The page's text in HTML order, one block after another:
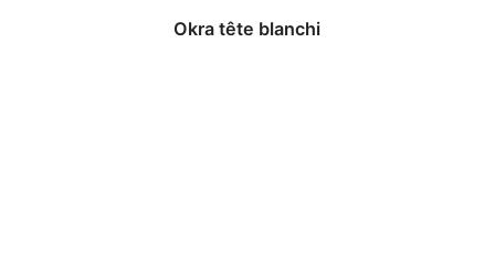
Okra tête blanchi